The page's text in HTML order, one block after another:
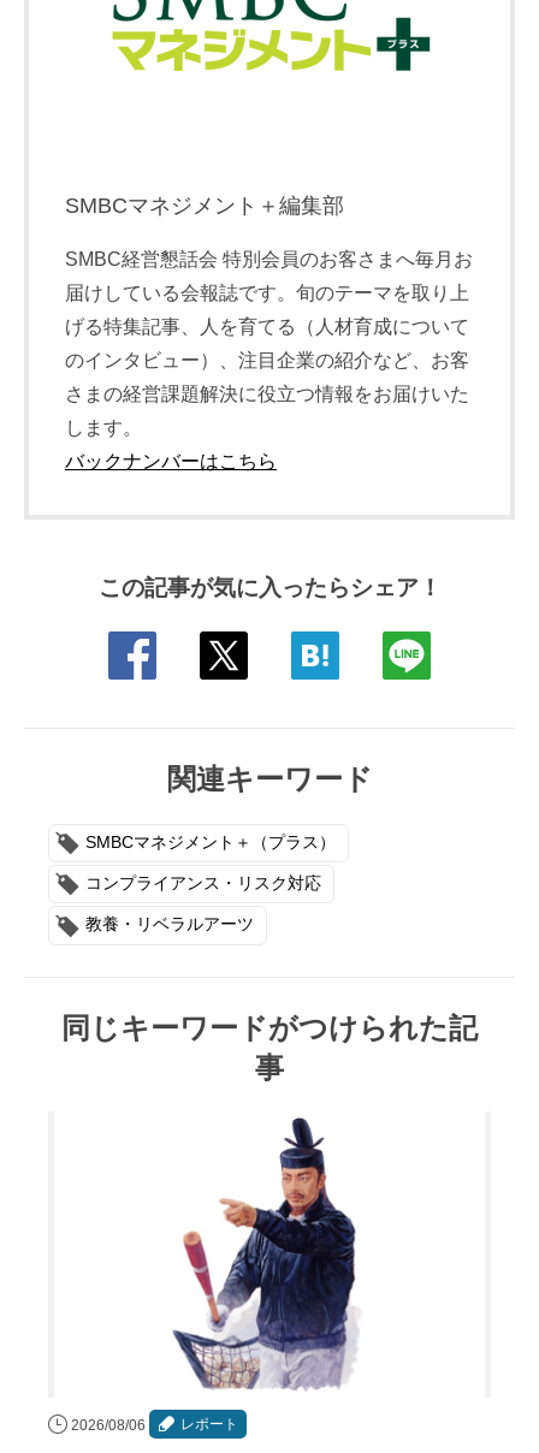
SMBCマネジメント＋編集部
SMBC経営懇話会 特別会員のお客さまへ毎月お
届けしている会報誌です。旬のテーマを取り上
げる特集記事、人を育てる（人材育成について
のインタビュー）、注目企業の紹介など、お客
さまの経営課題解決に役立つ情報をお届けいた
します。
バックナンバーはこちら
この記事が気に入ったらシェア！
関連キーワード
SMBCマネジメント＋（プラス）
コンプライアンス・リスク対応
教養・リベラルアーツ
同じキーワードがつけられた記
事
2026/08/06 レポート